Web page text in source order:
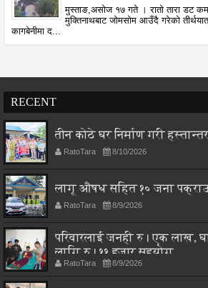
मुस्ताङ,असोज १७ गते । रातो तारा डट
मुक्तिनाथबाट जोमसोम आउँदै गरेको
कागबेनीमा द...
RECENT
तीन कोठे घर निर्माण गरी
RatoTara 8/10/2026
लागू औषध सहित १० जना
RatoTara 8/9/2026
परिवारलाई जनही रु। एक लाख,
लागि रु। ११ हजार सहयोग
RatoTara 8/9/2026